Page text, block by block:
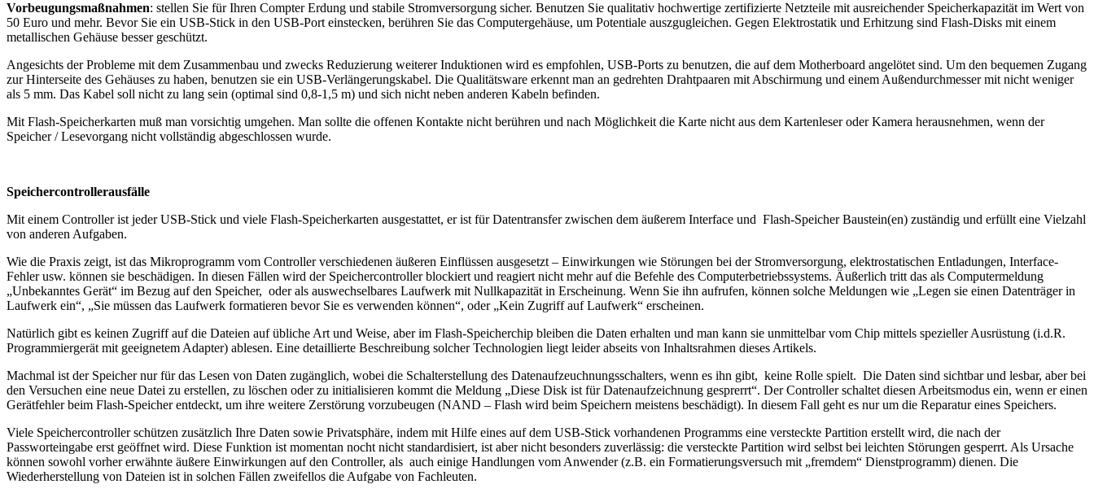
Vorbeugungsmaßnahmen: stellen Sie für Ihren Compter Erdung und stabile Stromversorgung sicher. Benutzen Sie qualitativ hochwertige zertifizierte Netzteile mit ausreichender Speicherkapazität im Wert von
50 Euro und mehr. Bevor Sie ein USB-Stick in den USB-Port einstecken, berühren Sie das Computergehäuse, um Potentiale auszgugleichen. Gegen Elektrostatik und Erhitzung sind Flash-Disks mit einem
metallischen Gehäuse besser geschützt.
Angesichts der Probleme mit dem Zusammenbau und zwecks Reduzierung weiterer Induktionen wird es empfohlen, USB-Ports zu benutzen, die auf dem Motherboard angelötet sind. Um den bequemen Zugang
zur Hinterseite des Gehäuses zu haben, benutzen sie ein USB-Verlängerungskabel. Die Qualitätsware erkennt man an gedrehten Drahtpaaren mit Abschirmung und einem Außendurchmesser mit nicht weniger
als 5 mm. Das Kabel soll nicht zu lang sein (optimal sind 0,8-1,5 m) und sich nicht neben anderen Kabeln befinden.
Mit Flash-Speicherkarten muß man vorsichtig umgehen. Man sollte die offenen Kontakte nicht berühren und nach Möglichkeit die Karte nicht aus dem Kartenleser oder Kamera herausnehmen, wenn der
Speicher / Lesevorgang nicht vollständig abgeschlossen wurde.
Speichercontrollerausfälle
Mit einem Controller ist jeder USB-Stick und viele Flash-Speicherkarten ausgestattet, er ist für Datentransfer zwischen dem äußerem Interface und Flash-Speicher Baustein(en) zuständig und erfüllt eine Vielzahl
von anderen Aufgaben.
Wie die Praxis zeigt, ist das Mikroprogramm vom Controller verschiedenen äußeren Einflüssen ausgesetzt – Einwirkungen wie Störungen bei der Stromversorgung, elektrostatischen Entladungen, Interface-
Fehler usw. können sie beschädigen. In diesen Fällen wird der Speichercontroller blockiert und reagiert nicht mehr auf die Befehle des Computerbetriebssystems. Äußerlich tritt das als Computermeldung
„Unbekanntes Gerät“ im Bezug auf den Speicher, oder als auswechselbares Laufwerk mit Nullkapazität in Erscheinung. Wenn Sie ihn aufrufen, können solche Meldungen wie „Legen sie einen Datenträger in
Laufwerk ein“, „Sie müssen das Laufwerk formatieren bevor Sie es verwenden können“, oder „Kein Zugriff auf Laufwerk“ erscheinen.
Natürlich gibt es keinen Zugriff auf die Dateien auf übliche Art und Weise, aber im Flash-Speicherchip bleiben die Daten erhalten und man kann sie unmittelbar vom Chip mittels spezieller Ausrüstung (i.d.R.
Programmiergerät mit geeignetem Adapter) ablesen. Eine detaillierte Beschreibung solcher Technologien liegt leider abseits von Inhaltsrahmen dieses Artikels.
Machmal ist der Speicher nur für das Lesen von Daten zugänglich, wobei die Schalterstellung des Datenaufzeuchnungsschalters, wenn es ihn gibt, keine Rolle spielt. Die Daten sind sichtbar und lesbar, aber bei
den Versuchen eine neue Datei zu erstellen, zu löschen oder zu initialisieren kommt die Meldung „Diese Disk ist für Datenaufzeichnung gesprerrt“. Der Controller schaltet diesen Arbeitsmodus ein, wenn er einen
Gerätfehler beim Flash-Speicher entdeckt, um ihre weitere Zerstörung vorzubeugen (NAND – Flash wird beim Speichern meistens beschädigt). In diesem Fall geht es nur um die Reparatur eines Speichers.
Viele Speichercontroller schützen zusätzlich Ihre Daten sowie Privatsphäre, indem mit Hilfe eines auf dem USB-Stick vorhandenen Programms eine versteckte Partition erstellt wird, die nach der
Passworteingabe erst geöffnet wird. Diese Funktion ist momentan nocht nicht standardisiert, ist aber nicht besonders zuverlässig: die versteckte Partition wird selbst bei leichten Störungen gesperrt. Als Ursache
können sowohl vorher erwähnte äußere Einwirkungen auf den Controller, als auch einige Handlungen vom Anwender (z.B. ein Formatierungsversuch mit „fremdem“ Dienstprogramm) dienen. Die
Wiederherstellung von Dateien ist in solchen Fällen zweifellos die Aufgabe von Fachleuten.